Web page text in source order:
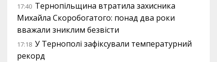
17:40 Тернопільщина втратила захисника
Михайла Скоробогатого: понад два роки
вважали зниклим безвісти
17:18 У Тернополі зафіксували температурний
рекорд